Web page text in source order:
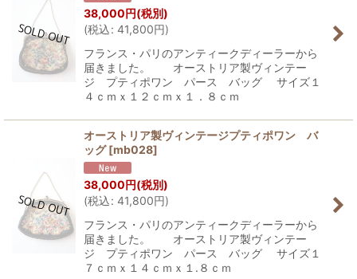
38,000円(税別)
(税込: 41,800円)
フランス・パリのアンティークディーラーから
届きました。 オーストリア製ヴィンテー
ジ プティポワン パース バッグ サイズ１
４ｃｍｘ１２ｃｍｘ１．８ｃｍ
オーストリア製ヴィンテージプティポワン バ
ッグ [mb028]
38,000円(税別)
(税込: 41,800円)
フランス・パリのアンティークディーラーから
届きました。 オーストリア製ヴィンテー
ジ プティポワン パース バッグ サイズ１
７ｃｍｘ１４ｃｍｘ１.８ｃｍ